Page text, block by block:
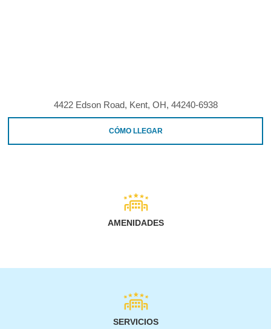
4422 Edson Road, Kent, OH, 44240-6938
CÓMO LLEGAR
AMENIDADES
SERVICIOS